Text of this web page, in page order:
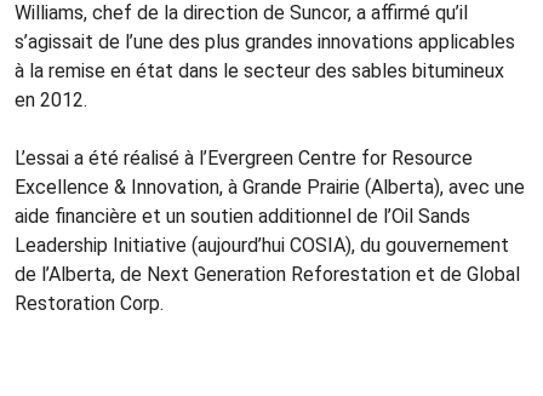
Williams, chef de la direction de Suncor, a affirmé qu’il
s’agissait de l’une des plus grandes innovations applicables
à la remise en état dans le secteur des sables bitumineux
en 2012.
L’essai a été réalisé à l’Evergreen Centre for Resource
Excellence & Innovation, à Grande Prairie (Alberta), avec une
aide financière et un soutien additionnel de l’Oil Sands
Leadership Initiative (aujourd’hui COSIA), du gouvernement
de l’Alberta, de Next Generation Reforestation et de Global
Restoration Corp.